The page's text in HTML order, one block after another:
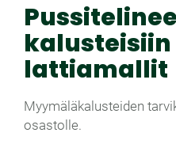
kalusteisiin
lattiamallit
Myymäläkalusteiden
osastolle.